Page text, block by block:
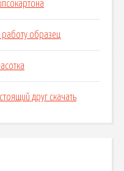
работу образец
друг скачать